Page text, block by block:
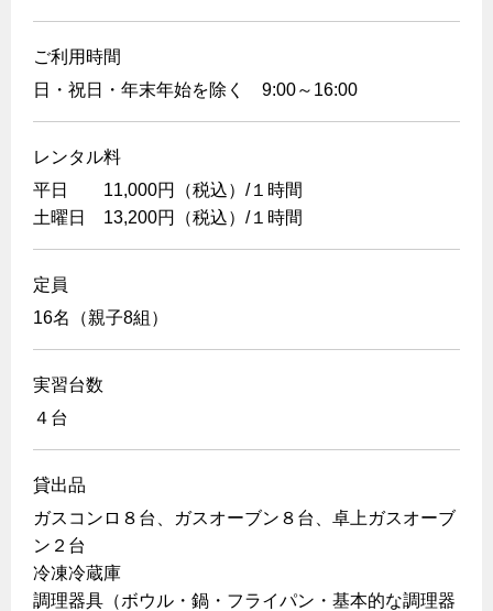
保安体制
ガス設備安全点検について
お引越しのときには
ガス使用開始のご案内
ガス使用停止のご案内
ご利用時間
日・祝日・年末年始を除く 9:00～16:00
レンタル料
平日 11,000円（税込）/１時間
土曜日 13,200円（税込）/１時間
定員
16名（親子8組）
実習台数
４台
貸出品
ガスコンロ８台、ガスオーブン８台、卓上ガスオーブ
ン２台
冷凍冷蔵庫
調理器具（ボウル・鍋・フライパン・基本的な調理器